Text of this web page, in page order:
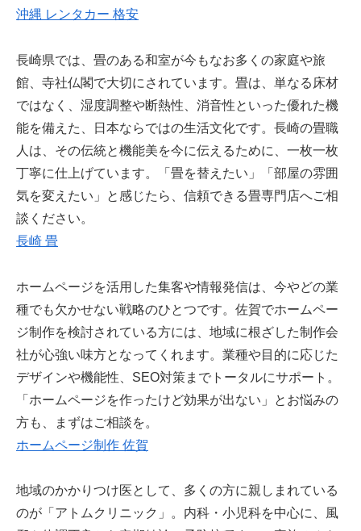
沖縄 レンタカー 格安
長崎県では、畳のある和室が今もなお多くの家庭や旅
館、寺社仏閣で大切にされています。畳は、単なる床材
ではなく、湿度調整や断熱性、消音性といった優れた機
能を備えた、日本ならではの生活文化です。長崎の畳職
人は、その伝統と機能美を今に伝えるために、一枚一枚
丁寧に仕上げています。「畳を替えたい」「部屋の雰囲
気を変えたい」と感じたら、信頼できる畳専門店へご相
談ください。
長崎 畳
ホームページを活用した集客や情報発信は、今やどの業
種でも欠かせない戦略のひとつです。佐賀でホームペー
ジ制作を検討されている方には、地域に根ざした制作会
社が心強い味方となってくれます。業種や目的に応じた
デザインや機能性、SEO対策までトータルにサポート。
「ホームページを作ったけど効果が出ない」とお悩みの
方も、まずはご相談を。
ホームページ制作 佐賀
地域のかかりつけ医として、多くの方に親しまれている
のが「アトムクリニック」。内科・小児科を中心に、風